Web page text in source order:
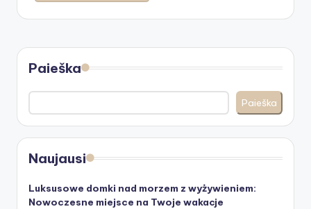
Paieška
Paieška
Naujausi
Luksusowe domki nad morzem z wyżywieniem:
Nowoczesne miejsce na Twoje wakacje